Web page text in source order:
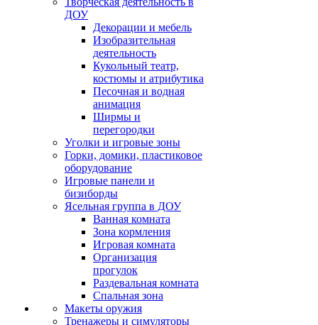
ДОУ
Декорации и мебель
Изобразительная
деятельность
Кукольный театр,
костюмы и атрибутика
Песочная и водная
анимация
Ширмы и
перегородки
Уголки и игровые зоны
Горки, домики, пластиковое
оборудование
Игровые панели и
бизиборды
Ясельная группа в ДОУ
Ванная комната
Зона кормления
Игровая комната
Организация
прогулок
Раздевальная комната
Спальная зона
Макеты оружия
Тренажеры и симуляторы